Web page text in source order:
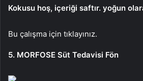
Kokusu hoş, içeriği saftır. yoğun
Bu çalışma için tıklayınız.
5. MORFOSE Süt Tedavisi Fön